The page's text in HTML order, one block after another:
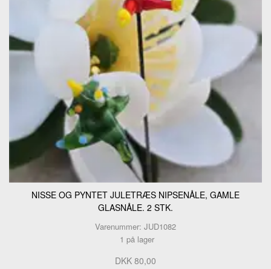
NISSE OG PYNTET JULETRÆS NIPSENÅLE, GAMLE
GLASNÅLE. 2 STK.
Varenummer: JUD1082
1 på lager
DKK 80,00